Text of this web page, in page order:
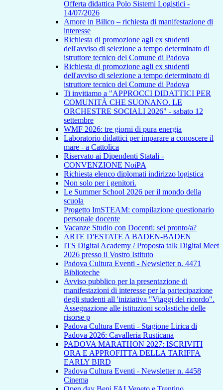
Offerta didattica Polo Sistemi Logistici -
14/07/2026
Amore in Bilico – richiesta di manifestazione di
interesse
Richiesta di promozione agli ex studenti
dell'avviso di selezione a tempo determinato di
istruttore tecnico del Comune di Padova
Richiesta di promozione agli ex studenti
dell'avviso di selezione a tempo determinato di
istruttore tecnico del Comune di Padova
Ti invitiamo a "APPROCCI DIDATTICI PER
COMUNITÀ CHE SUONANO. LE
ORCHESTRE SOCIALI 2026" - sabato 12
settembre
WMF 2026: tre giorni di pura energia
Laboratorio didattici per imparare a conoscere il
mare - a Cattolica
Riservato ai Dipendenti Statali -
CONVENZIONE NoiPA
Richiesta elenco diplomati indirizzo logistica
Non solo per i genitori.
Le Summer School 2026 per il mondo della
scuola
Progetto ImSTEAM: compilazione questionario
personale docente
Vacanze Studio con Docenti: sei pronto/a?
ARTE D'ESTATE A BADEN-BADEN
ITS Digital Academy / Proposta talk Digital Meet
2026 presso il Vostro Istituto
Padova Cultura Eventi - Newsletter n. 4471
Biblioteche
Avviso pubblico per la presentazione di
manifestazioni di interesse per la partecipazione
degli studenti all 'iniziativa "Viaggi del ricordo".
Assegnazione alle istituzioni scolastiche delle
risorse p
Padova Cultura Eventi - Stagione Lirica di
Padova 2026: Cavalleria Rusticana
PADOVA MARATHON 2027: ISCRIVITI
ORA E APPROFITTA DELLA TARIFFA
EARLY BIRD
Padova Cultura Eventi - Newsletter n. 4458
Cinema